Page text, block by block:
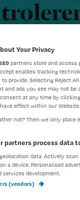
De Orde van
Your Privacy
partners store and access
enables tracking
to provide. Selecting Reject
and ads you see may not
at any time by
effect within our
not? Then we only place
partners process data
data. Actively
a device. Personalised
services development.
(vendors)